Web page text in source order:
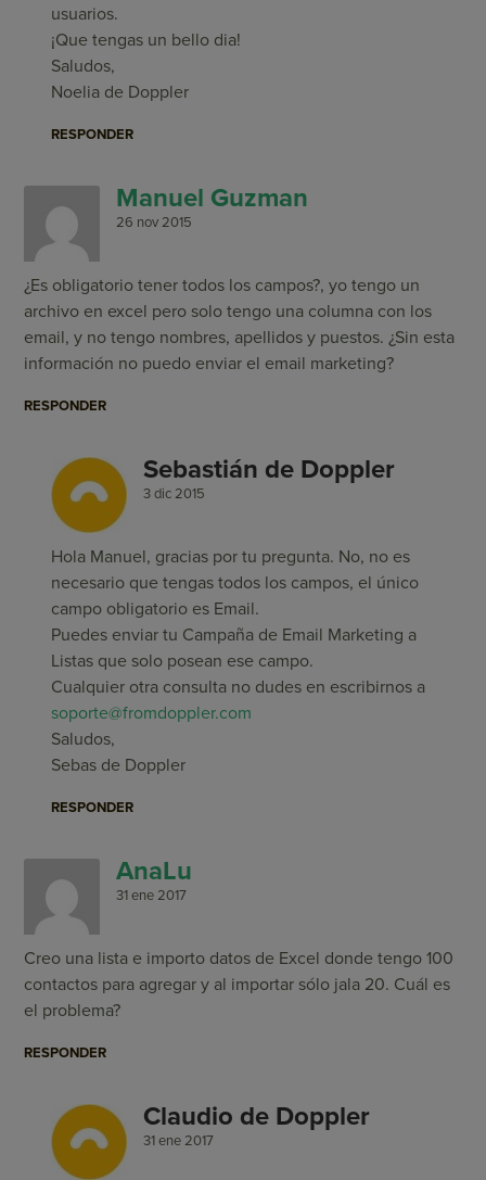
usuarios.
¡Que tengas un bello dia!
Saludos,
Noelia de Doppler
RESPONDER
Manuel Guzman
26 nov 2015
¿Es obligatorio tener todos los campos?, yo tengo un
archivo en excel pero solo tengo una columna con los
email, y no tengo nombres, apellidos y puestos. ¿Sin esta
información no puedo enviar el email marketing?
RESPONDER
Sebastián de Doppler
3 dic 2015
Hola Manuel, gracias por tu pregunta. No, no es
necesario que tengas todos los campos, el único
campo obligatorio es Email.
Puedes enviar tu Campaña de Email Marketing a
Listas que solo posean ese campo.
Cualquier otra consulta no dudes en escribirnos a
soporte@fromdoppler.com
Saludos,
Sebas de Doppler
RESPONDER
AnaLu
31 ene 2017
Creo una lista e importo datos de Excel donde tengo 100
contactos para agregar y al importar sólo jala 20. Cuál es
el problema?
RESPONDER
Claudio de Doppler
31 ene 2017